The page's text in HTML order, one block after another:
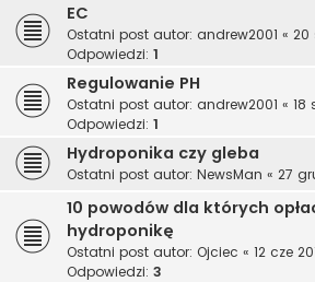
EC
Ostatni post autor: andrew2001 « 20
Odpowiedzi: 1
Regulowanie PH
Ostatni post autor: andrew2001 « 18
Odpowiedzi: 1
Hydroponika czy gleba
Ostatni post autor: NewsMan « 27
10 powodów dla których
hydroponikę
Ostatni post autor: Ojciec « 12 cze
Odpowiedzi: 3